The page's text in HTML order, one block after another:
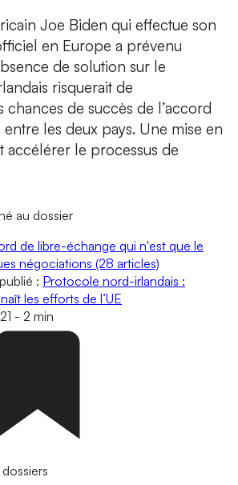
Joe Biden qui effectue son
en Europe a prévenu
de solution sur le
risquerait de
de succès de l’accord
les deux pays. Une mise en
accélérer le processus de
au dossier
de libre-échange qui n'est que le
négociations (28 articles)
: Protocole nord-irlandais :
les efforts de l’UE
- 2 min